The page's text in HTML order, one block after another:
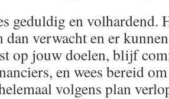
geduldig en volhardend.
dan verwacht en er
op jouw doelen, blijf
en wees bereid
volgens plan